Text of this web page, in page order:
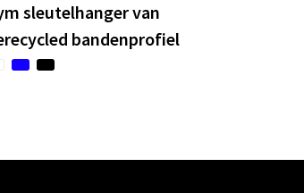
sleutelhanger van
bandenprofiel